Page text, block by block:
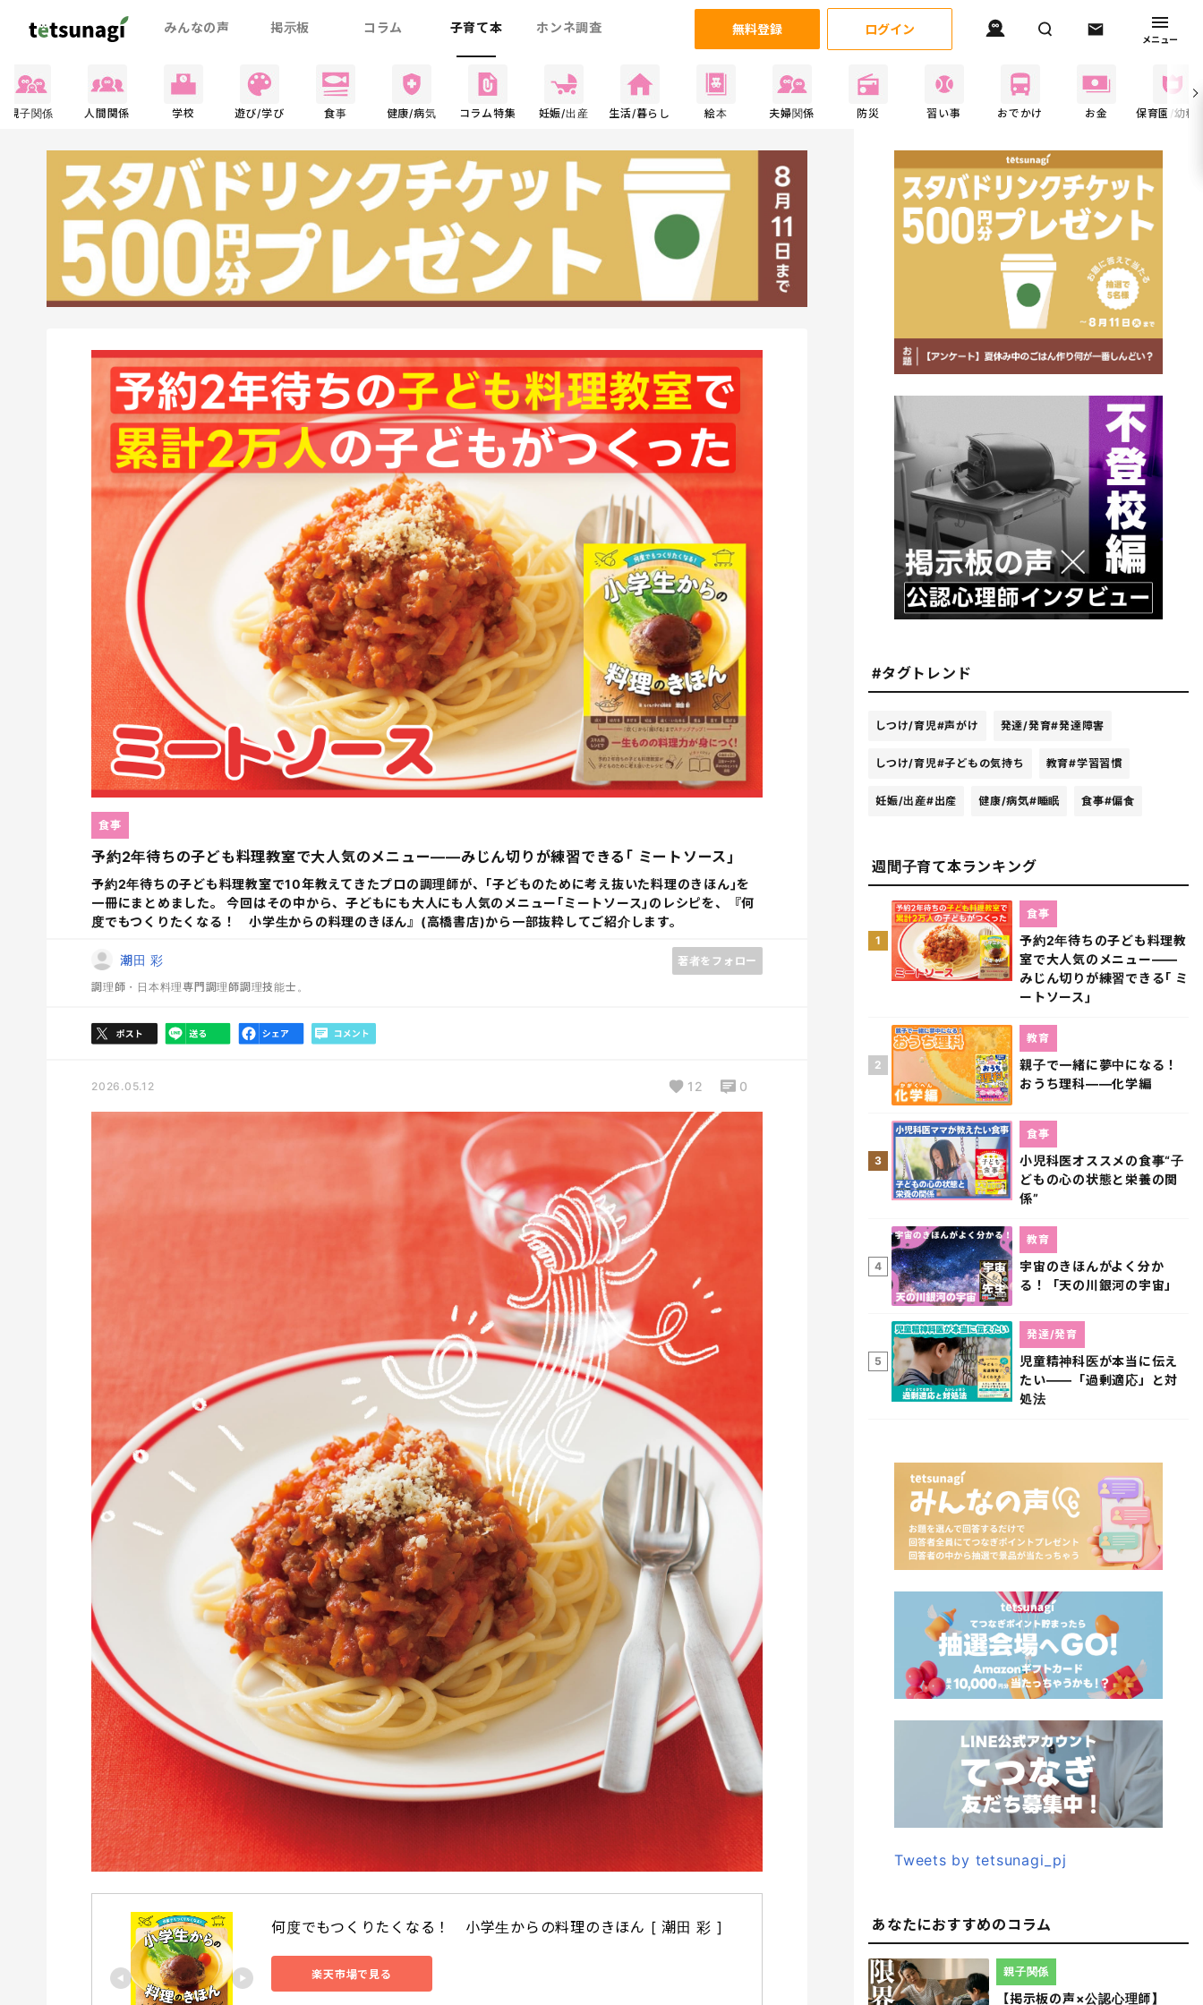
みんなの声 掲示板 コラム 子育て本 ホンネ調査 無料登録 ログイン
メニュー
親子関係 人間関係 学校 遊び/学び 食事 健康/病気 コラム特集 妊娠/出産 生活/暮らし 絵本 夫婦関係 防災 習い事 おでかけ お金 保育園/幼稚
予約2年待ちの子ども料理教室で大人気のメニュー――みじん切りが練習できる｢ ミートソース｣
予約2年待ちの子ども料理教室で10年教えてきたプロの調理師が、｢子どものために考え抜いた料理のきほん｣を
一冊にまとめました。 今回はその中から、子どもにも大人にも人気のメニュー｢ミートソース｣のレシピを、『何
度でもつくりたくなる！ 小学生からの料理のきほん』(高橋書店)から一部抜粋してご紹介します。
食事
潮田 彩
著者をフォロー
調理師・日本料理専門調理師調理技能士。
2026.05.12 12 0
何度でもつくりたくなる！　小学生からの料理のきほん [ 潮田 彩 ]
楽天市場で見る
#タグトレンド
しつけ/育児#声がけ 発達/発育#発達障害
しつけ/育児#子どもの気持ち 教育#学習習慣
妊娠/出産#出産 健康/病気#睡眠 食事#偏食
週間子育て本ランキング
1
予約2年待ちの子ども料理教
室で大人気のメニュー――
みじん切りが練習できる｢ ミ
ートソース｣
食事
2
親子で一緒に夢中になる！
おうち理科――化学編
教育
3
小児科医オススメの食事“子
どもの心の状態と栄養の関
係”
食事
4
宇宙のきほんがよく分か
る！「天の川銀河の宇宙」
教育
5
児童精神科医が本当に伝え
たい――「過剰適応」と対
処法
発達/発育
Tweets by tetsunagi_pj
あなたにおすすめのコラム
【掲示板の声×公認心理師】
親子関係